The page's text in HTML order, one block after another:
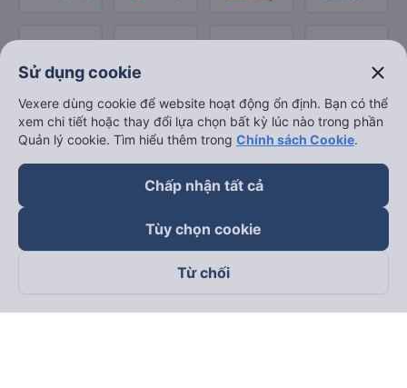
Theo dõi chúng tôi trên
Sử dụng cookie close
Vexere dùng cookie để website hoạt động ổn định. Bạn có thể
xem chi tiết hoặc thay đổi lựa chọn bất kỳ lúc nào trong phần
Quản lý cookie. Tìm hiểu thêm trong Chính sách Cookie.
Chấp nhận tất cả
Tùy chọn cookie
Từ chối